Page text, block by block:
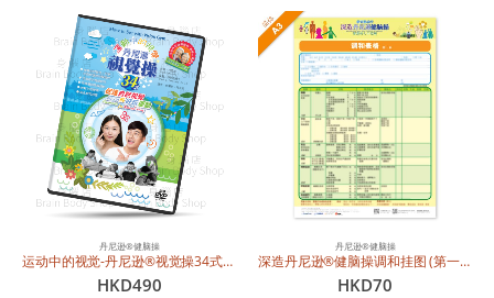
丹尼逊®健脑操
深造丹尼逊®健脑操调和挂图 (第一页) 七个范畴表格 – A3 (简体中文)
HKD70
丹尼逊®健脑操
深造丹尼逊®健脑操调和挂图：经络领域 – A3 (简体中文)
HKD70